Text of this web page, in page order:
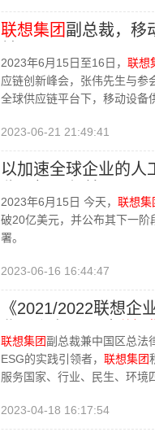
联想集团 副总裁，移
2023年6月15日至16日， 联想
应链创新峰会，张伟先生与参
全球供应链平台下，移动设备
2023-06-21 21:49:41
以加速全球企业的人
2023年6月15日 今天， 联想集
破20亿美元，并公布其下一
署。
2023-06-16 16:44:47
《2021/2022联想企
联想集团副总裁兼中国区总法
ESG的实践引领者， 联想集团
服务国家、行业、民生、环境
2023-04-18 16:17:54